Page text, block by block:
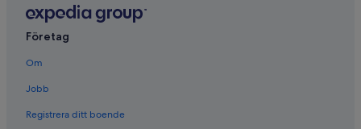
Företag
Om
Jobb
Registrera ditt boende